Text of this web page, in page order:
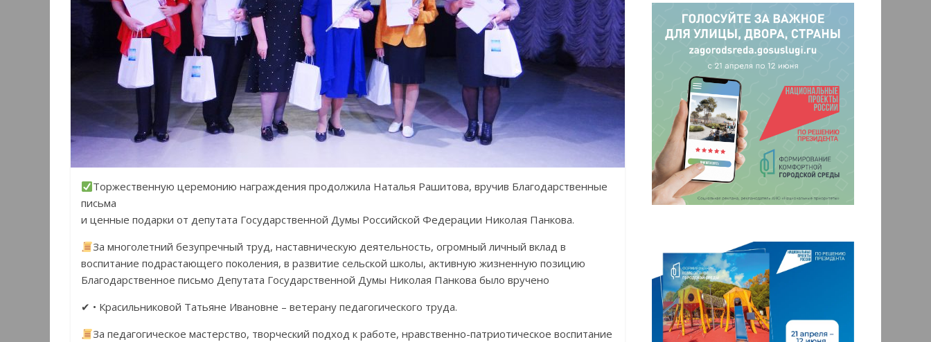
Торжественную церемонию награждения продолжила Наталья Рашитова, вручив Благодарственные
письма
и ценные подарки от депутата Государственной Думы Российской Федерации Николая Панкова.
За многолетний безупречный труд, наставническую деятельность, огромный личный вклад в
воспитание подрастающего поколения, в развитие сельской школы, активную жизненную позицию
Благодарственное письмо Депутата Государственной Думы Николая Панкова было вручено
✔ • Красильниковой Татьяне Ивановне – ветерану педагогического труда.
За педагогическое мастерство, творческий подход к работе, нравственно-патриотическое воспитание